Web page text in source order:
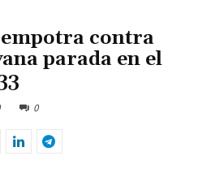
contra
parada en el
0